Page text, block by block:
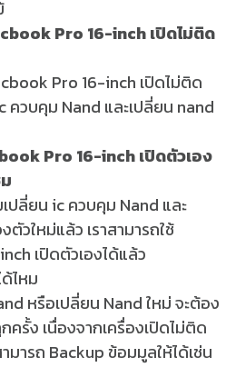
Pro 16-inch เปิดไม่ติด
Pro 16-inch เปิดไม่ติด
ควบคุม Nand และเปลี่ยน nand
Pro 16-inch เปิดตัวเอง
ปลี่ยน ic ควบคุม Nand และ
วใหม่แล้ว เราสามารถใช้
เปิดตัวเองได้แล้ว
ไหม
หรือเปลี่ยน Nand ใหม่ จะต้อง
ครั้ง เนื่องจากเครื่องเปิดไม่ติด
มารถ Backup ข้อมมูลให้ได้เช่น